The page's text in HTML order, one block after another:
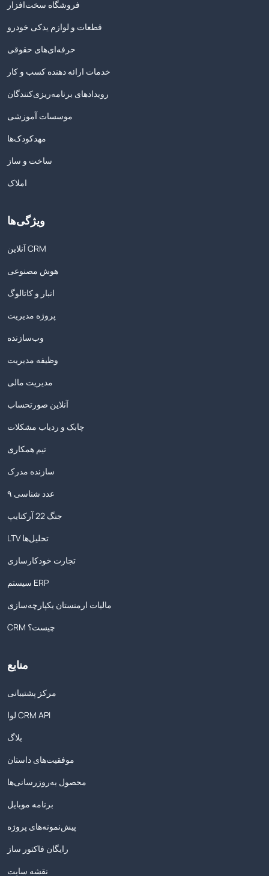
فروشگاه سخت‌افزار
قطعات و لوازم یدکی خودرو
حرفه‌ای‌های حقوقی
خدمات ارائه دهنده کسب و کار
رویدادهای برنامه‌ریزی‌کنندگان
موسسات آموزشی
مهدکودک‌ها
ساخت و ساز
املاک
ویژگی‌ها
آنلاین CRM
هوش مصنوعی
انبار و کاتالوگ
پروژه مدیریت
وب‌سازنده
وظیفه مدیریت
مدیریت مالی
آنلاین صورتحساب
چابک و ردیاب مشکلات
تیم همکاری
سازنده مدرک
۹ عدد شناسی
جنگ 22 آرکتایپ
LTV تحلیل‌ها
تجارت خودکارسازی
سیستم ERP
مالیات ارمنستان یکپارچه‌سازی
CRM چیست؟
منابع
مرکز پشتیبانی
لوا CRM API
بلاگ
موفقیت‌های داستان
محصول به‌روزرسانی‌ها
برنامه موبایل
پیش‌نمونه‌های پروژه
رایگان فاکتور ساز
نقشه سایت